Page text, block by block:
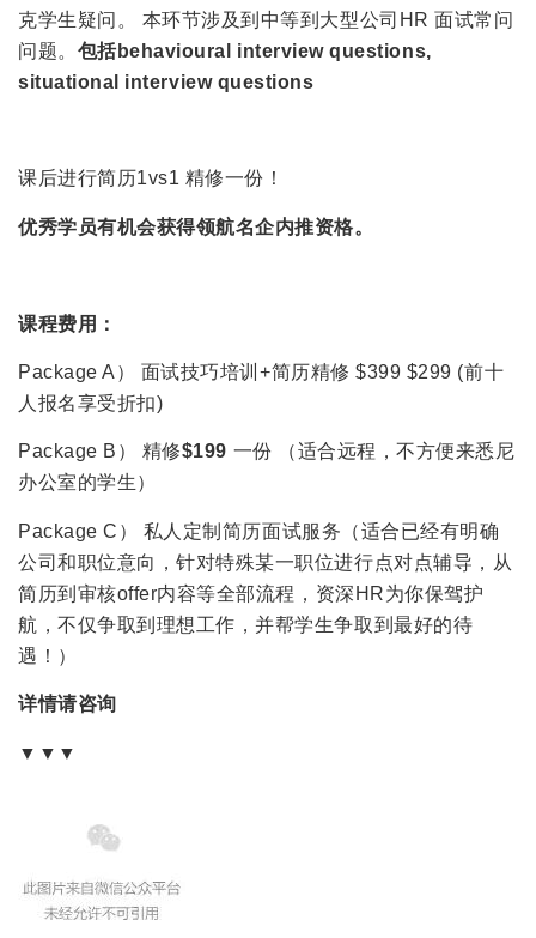
克学生疑问。 本环节涉及到中等到大型公司HR 面试常问
问题。 包括behavioural interview questions,
situational interview questions
课后进行简历1vs1 精修一份！
优秀学员有机会获得领航名企内推资格。
课程费用：
Package A） 面试技巧培训+简历精修 $399 $299 (前十
人报名享受折扣)
Package B） 精修$199 一份 （适合远程，不方便来悉尼
办公室的学生）
Package C） 私人定制简历面试服务（适合已经有明确
公司和职位意向，针对特殊某一职位进行点对点辅导，从
简历到审核offer内容等全部流程，资深HR为你保驾护
航，不仅争取到理想工作，并帮学生争取到最好的待
遇！）
详情请咨询
▼▼▼